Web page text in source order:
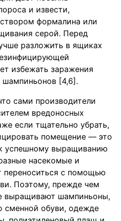
и извести,
формалина или
серой. Перед
разложить в ящиках
избежать заражения
[4,6].
сами производители
вредоносных
если тщательно убрать,
помещение — это
успешному выращиванию
насекомые и
переноситься с помощью
Поэтому, прежде чем
выращивают шампиньоны,
сменной обуви, одежде